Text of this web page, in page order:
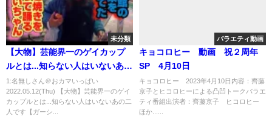
未分類
【大物】芸能界一のゲイカップ
ルとは...知らない人はいないあの
二人です【ガーシー/切り抜き】
1:名無しさん＠おカマいっぱい
2022.05.12(Thu) 【大物】芸能界一のゲイ
カップルとは...知らない人はいないあの二
人です【ガーシ...
バラエティ動画
キョコロヒー 動画 祝２周年
SP 4月10日
キョコロヒー 2023年4月10日内容：齊藤
京子とヒコロヒーによる凸凹トークバラエ
ティ番組出演者：齊藤京子 ヒコロヒー
ほか......